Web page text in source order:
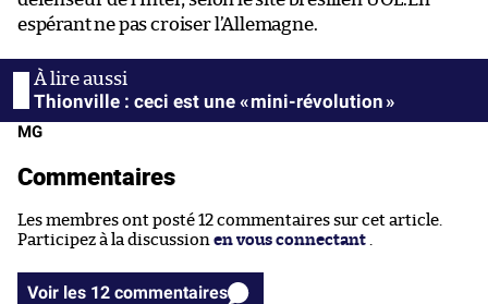
espérant ne pas croiser l’Allemagne.
Thionville : ceci est une « mini-révolution »
MG
Commentaires
Les membres ont posté 12 commentaires sur cet article.
Participez à la discussion en vous connectant
Voir les 12 commentaires